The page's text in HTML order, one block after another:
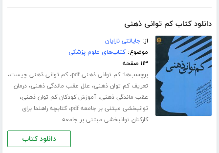
دانلود کتاب کم توانی ذهنی
از:جایانتی نارایان
موضوع:کتاب‌های علوم پزشکی
۱۱۳ صفحه
برچسب‌ها:کم توانی ذهنی pdf ،کم توانی ذهنی چیست،
تعریف کم توان ذهنی، علل عقب ماندگی ذهنی،درمان
عقب ماندگی ذهنی،آموزش کودکان کم توان ذهنی،
توانبخشی مبتنی بر جامعه pdf ،کتابچه راهنما برای
کارکنان توانبخشی مبتنی بر جامعه
دانلود کتاب